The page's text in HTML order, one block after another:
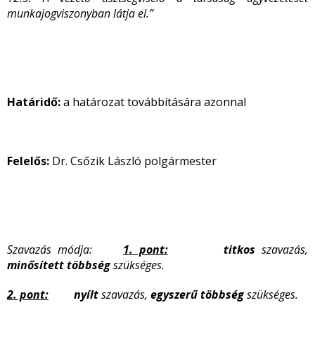
munkajogviszonyban látja el.”
Határidő:a határozat továbbítására azonnal
Felelős: Dr. Csőzik László polgármester
Szavazás módja: 1. pont: titkosszavazás,
minősített többségszükséges.
2. pont: nyíltszavazás, egyszerűtöbbségszükséges.